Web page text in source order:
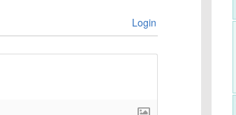
Login